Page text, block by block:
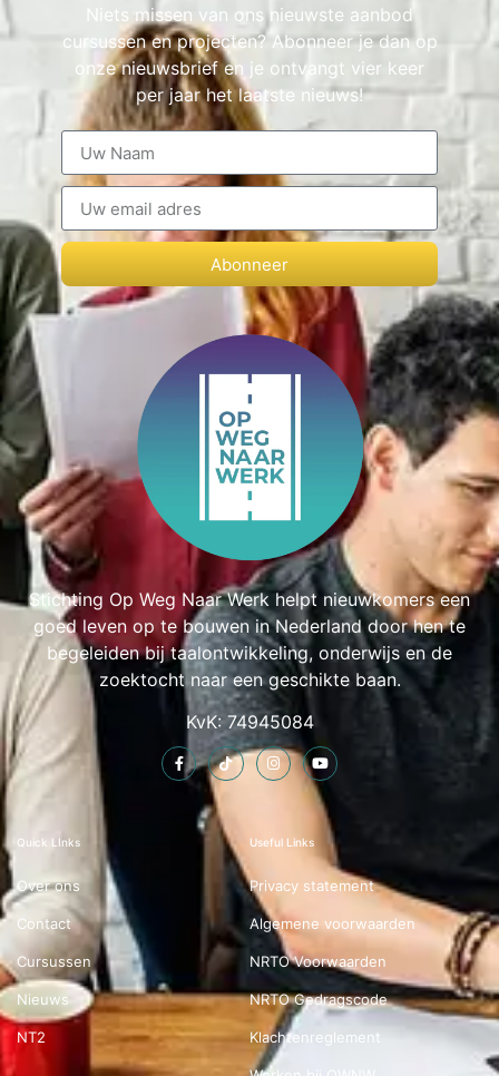
Niets missen van ons nieuwste aanbod
cursussen en projecten? Abonneer je dan op
onze nieuwsbrief en je ontvangt vier keer
per jaar het laatste nieuws!
Abonneer
Stichting Op Weg Naar Werk helpt nieuwkomers een
goed leven op te bouwen in Nederland door hen te
begeleiden bij taalontwikkeling, onderwijs en de
zoektocht naar een geschikte baan.
KvK: 74945084
Quick LInks
Over ons
Contact
Cursussen
Nieuws
NT2
Useful Links
Privacy statement
Algemene voorwaarden
NRTO Voorwaarden
NRTO Gedragscode
Klachtenreglement